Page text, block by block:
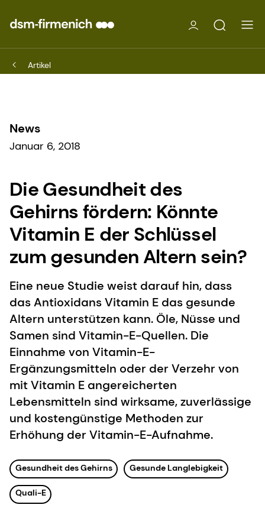
Artikel
News
Januar 6, 2018
Die Gesundheit des
Gehirns fördern: Könnte
Vitamin E der Schlüssel
zum gesunden Altern sein?
Eine neue Studie weist darauf hin, dass
das Antioxidans Vitamin E das gesunde
Altern unterstützen kann. Öle, Nüsse und
Samen sind Vitamin-E-Quellen. Die
Einnahme von Vitamin-E-
Ergänzungsmitteln oder der Verzehr von
mit Vitamin E angereicherten
Lebensmitteln sind wirksame, zuverlässige
und kostengünstige Methoden zur
Erhöhung der Vitamin-E-Aufnahme.
Gesundheit des Gehirns Gesunde Langlebigkeit
Quali-E